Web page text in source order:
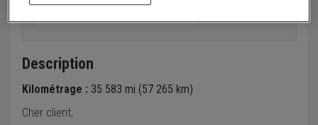
Description
Kilométrage : 35 583 mi (57 265 km)
Cher client,